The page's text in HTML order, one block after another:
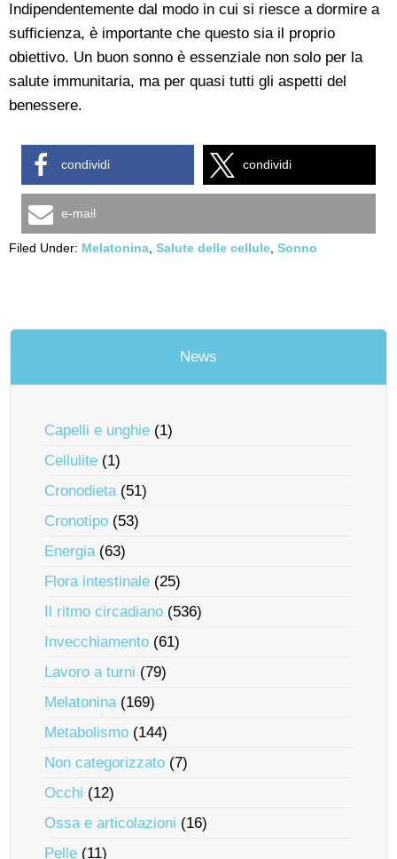
Indipendentemente dal modo in cui si riesce a dormire a
sufficienza, è importante che questo sia il proprio
obiettivo. Un buon sonno è essenziale non solo per la
salute immunitaria, ma per quasi tutti gli aspetti del
benessere.
condividi condividi
e-mail
Filed Under: Melatonina Salute delle cellule Sonno
News
Capelli e unghie (1)
Cellulite (1)
Cronodieta(51)
Cronotipo (53)
Energia(63)
Flora intestinale (25)
Il ritmo circadiano (536)
Invecchiamento (61)
Lavoro a turni (79)
Melatonina(169)
Metabolismo (144)
Non categorizzato (7)
Occhi (12)
Ossa e articolazioni (16)
Pelle (11)